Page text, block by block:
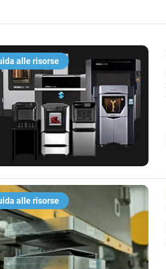
alle risorse
alle risorse